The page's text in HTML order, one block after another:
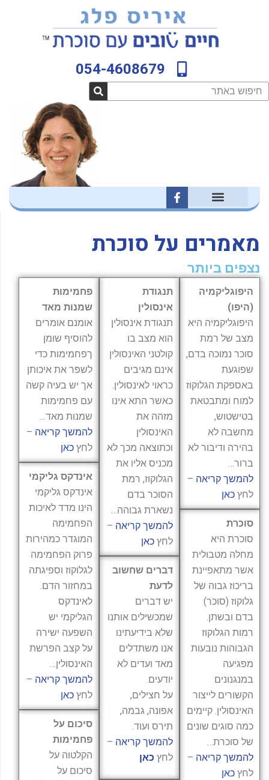
054-4608679
חיפוש
c
o
-
f
מאמרים על סוכרת
נצפים ביותר
היפוגליקמיה
(היפו)
היפוגליקמיה היא
מצב של רמת
סוכר נמוכה בדם,
שפוגעת
באספקת הגלוקוז
למוח ומתבטאת
בטישטוש,
מחשבה לא
בהירה ודיבור לא
ברור…
להמשך קריאה –
לחץ כאן
סוכרת
סוכרת היא
מחלה מטבולית
אשר מתאפיינת
בריכוז גבוה של
גלוקוז (סוכר)
בדם ובשתן.
רמות הגלוקוז
הגבוהות נובעות
מפגיעה
במנגנונים
הקשורים לייצור
האינסולין. קיימים
כמה סוגים שונים
של סוכרת…
להמשך קריאה –
לחץ כאן
תנגודת
אינסולין
תנגודת אינסולין
הוא מצב בו
קולטני האינסולין
אינם מגיבים
כראוי לאינסולין.
כאשר התא אינו
מזהה את
האינסולין
וכתוצאה מכך לא
מכניס אליו את
הגלוקוז, רמת
הסוכר בדם
נשארת גבוהה…
להמשך קריאה –
לחץ כאן
דברים שחשוב
לדעת
יש דברים
שמכשילים אותנו
שלא בידיעתינו
אנו משתדלים
מאד ועדים לא
יודעים.
על חצילים,
אפונה, גבמה,
תירס ועוד.
להמשך קריאה –
לחץ כאן
פחמימות
שמנות מאד
אומנם אומרים
להוסיף שומן
ךפחמימות כדי
לשפר את איכותן
אך יש בעיה קשה
עם פחמימות
שמנות מאד…
להמשך קריאה –
לחץ כאן
אינדקס גליקמי
אינדקס גליקמי
הינו מדד לאיכות
הפחמימה
המוגדר כמהירות
פרוק הפחמימה
לגלוקוז וספיגתה
במחזור הדם.
לאינדקס
הגליקמי יש
השפעה ישירה
על קצב הפרשת
האינסולין…
להמשך קריאה –
לחץ כאן
סיכום על
פחמימות
הקלטוה על
סיכום על